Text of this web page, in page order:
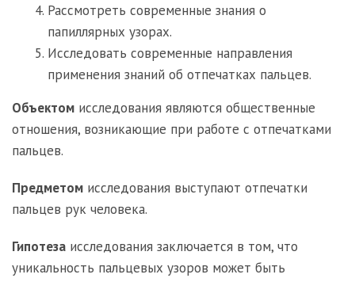
Рассмотреть современные знания о
папиллярных узорах.
Исследовать современные направления
применения знаний об отпечатках пальцев.
Объектом исследования являются общественные
отношения, возникающие при работе с отпечатками
пальцев.
Предметом исследования выступают отпечатки
пальцев рук человека.
Гипотеза исследования заключается в том, что
уникальность пальцевых узоров может быть